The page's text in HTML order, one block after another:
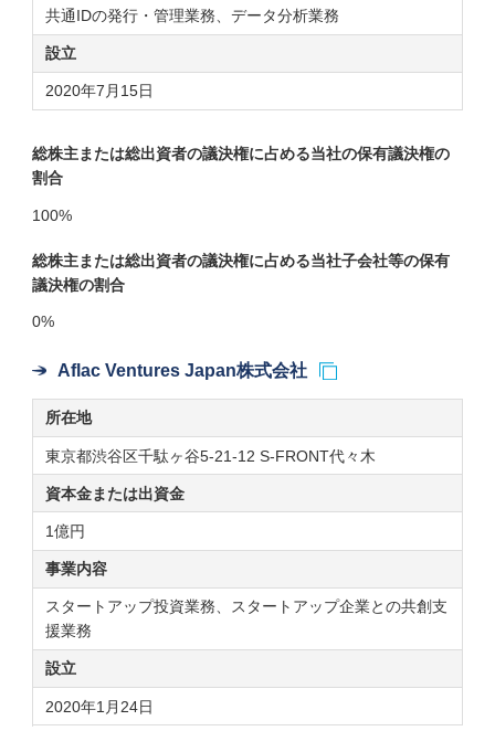
共通IDの発行・管理業務、データ分析業務
設立
2020年7月15日
総株主または総出資者の議決権に占める当社の保有議決権の
割合
100%
総株主または総出資者の議決権に占める当社子会社等の保有
議決権の割合
0%
Aflac Ventures Japan株式会社
所在地
東京都渋谷区千駄ヶ谷5-21-12 S-FRONT代々木
資本金または出資金
1億円
事業内容
スタートアップ投資業務、スタートアップ企業との共創支
援業務
設立
2020年1月24日